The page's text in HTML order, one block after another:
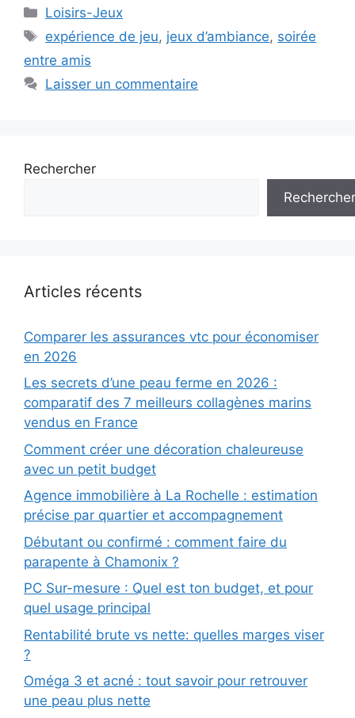
Catégories
Loisirs-Jeux
Étiquettes
expérience de jeu, jeux d’ambiance, soirée
entre amis
Laisser un commentaire
Rechercher
Rechercher
Articles récents
Comparer les assurances vtc pour économiser
en 2026
Les secrets d’une peau ferme en 2026 :
comparatif des 7 meilleurs collagènes marins
vendus en France
Comment créer une décoration chaleureuse
avec un petit budget
Agence immobilière à La Rochelle : estimation
précise par quartier et accompagnement
Débutant ou confirmé : comment faire du
parapente à Chamonix ?
PC Sur-mesure : Quel est ton budget, et pour
quel usage principal
Rentabilité brute vs nette: quelles marges viser
?
Oméga 3 et acné : tout savoir pour retrouver
une peau plus nette